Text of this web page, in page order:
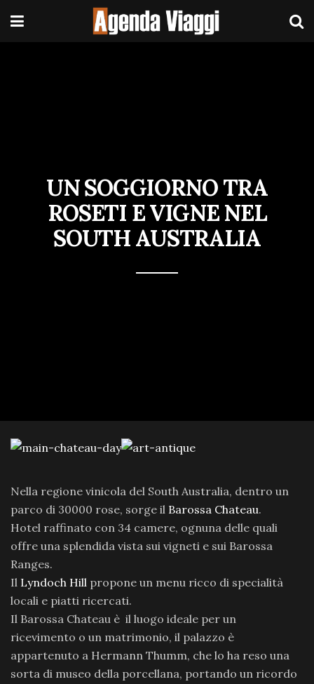
UN SOGGIORNO TRA
ROSETI E VIGNE NEL
SOUTH AUSTRALIA
Nella regione vinicola del South Australia, dentro un
parco di 30000 rose, sorge il Barossa Chateau.
Hotel raffinato con 34 camere, ognuna delle quali
offre una splendida vista sui vigneti e sui Barossa
Ranges.
Il Lyndoch Hill propone un menu ricco di specialità
locali e piatti ricercati.
Il Barossa Chateau è il luogo ideale per un
ricevimento o un matrimonio, il palazzo è
appartenuto a Hermann Thumm, che lo ha reso una
sorta di museo della porcellana, portando un ricordo